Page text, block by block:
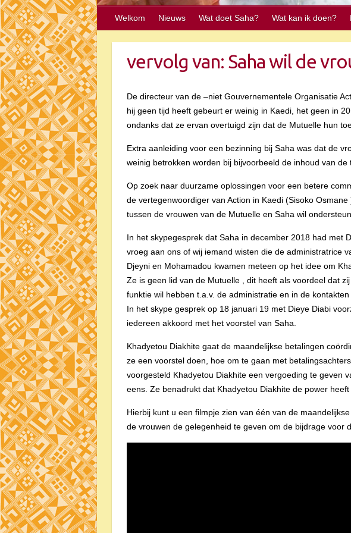
Welkom Nieuws Wat doet Saha? Wat kan ik doen?
vervolg van: Saha wil de
De directeur van de –niet Gouvernementele Organisatie
hij geen tijd heeft gebeurt er weinig in Kaedi, het geen in
ondanks dat ze ervan overtuigd zijn dat de Mutuelle hun
Extra aanleiding voor een bezinning bij Saha was dat de
weinig betrokken worden bij bijvoorbeeld de inhoud van de
Op zoek naar duurzame oplossingen voor een betere
de vertegenwoordiger van Action in Kaedi (Sisoko
tussen de vrouwen van de Mutuelle en Saha wil
In het skypegesprek dat Saha in december 2018 had met
vroeg aan ons of wij iemand wisten die de administratrice
Djeyni en Mohamadou kwamen meteen op het idee om
Ze is geen lid van de Mutuelle , dit heeft als voordeel dat
funktie wil hebben t.a.v. de administratie en in de
In het skype gesprek op 18 januari 19 met Dieye Diabi
iedereen akkoord met het voorstel van Saha.
Khadyetou Diakhite gaat de maandelijkse betalingen
ze een voorstel doen, hoe om te gaan met
voorgesteld Khadyetou Diakhite een vergoeding te geven
eens. Ze benadrukt dat Khadyetou Diakhite de power
Hierbij kunt u een filmpje zien van één van de
de vrouwen de gelegenheid te geven om de bijdrage voor